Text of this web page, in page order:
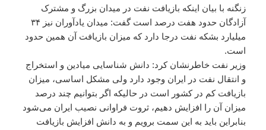
زنگنه با بیان اینکه بازیافت نفت در میدان بزرگ و مشترک
آزادگان حدود هفت درصد است گفت: میدان یادآوران نیز ۳۴
میلیارد بشکه نفت درجا دارد که میزان بازیافت آن همین حدود
است.
وزیر نفت خاطرنشان کرد: دانش شناسایی میادین و استخراج
و انتقال نفت در ایران وجود دارد ولی مشکل اساسی، میزان
بازیافت کم در کشور است در حالیکه اگر بتوانیم چند درصد
میزان آن را افزایش دهیم، ثروت فراوانی نصیب ایران می‌شود
بنابراین باید به این سمت برویم و به دانش افزایش بازیافت